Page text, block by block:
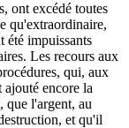
ont excédé toutes
qu'extraordinaire,
été impuissants
Les recours aux
qui, aux
ajouté encore la
que l'argent, au
et qu'il